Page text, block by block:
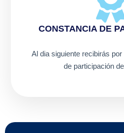
CONSTANCIA DE
Al dia siguiente recibirás
de participación